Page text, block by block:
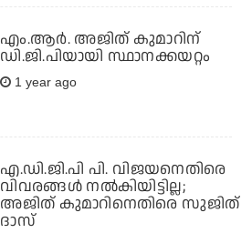
എം.ആര്‍. അജിത് കുമാറിന്
ഡി.ജി.പിയായി സ്ഥാനക്കയറ്റം
1 year ago
എ.ഡി.ജി.പി പി. വിജയനെതിരെ
വിവരങ്ങള്‍ നല്‍കിയിട്ടില്ല;
അജിത് കുമാറിനെതിരെ സുജിത്
ദാസ്